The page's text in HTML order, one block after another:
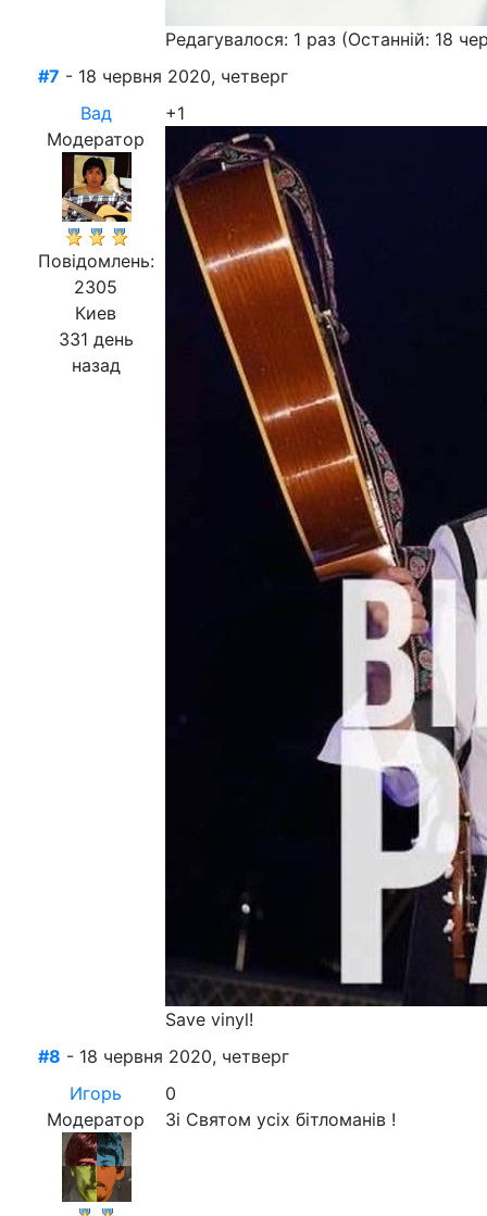
Редагувалося: 1 раз (Останній: 18
#7 - 18 червня 2020, четверг
Вад
Модератор
Повідомлень:
2305
Киев
331 день
назад
+1
Save vinyl!
#8 - 18 червня 2020, четверг
Игорь
Модератор
0
Зі Святом усіх бітломанів !